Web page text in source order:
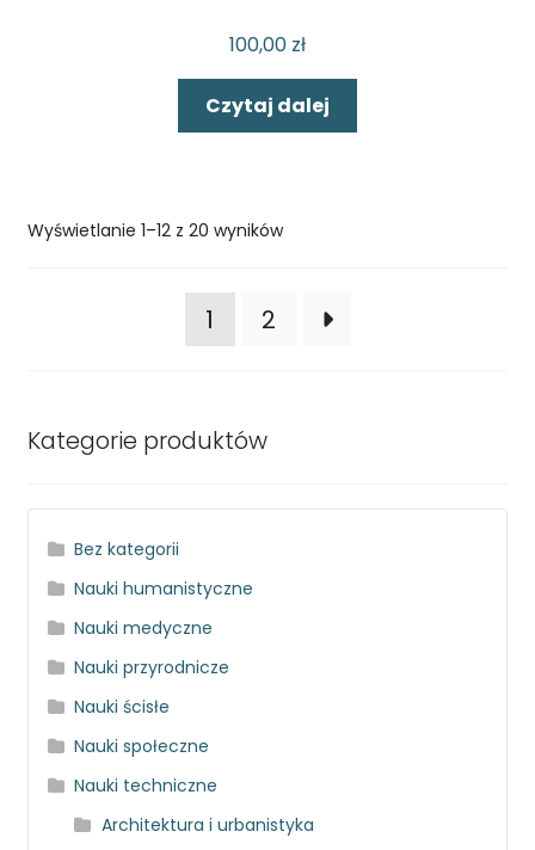
100,00 zł
Czytaj dalej
Wyświetlanie 1–12 z 20 wyników
1 2
Kategorie produktów
Bez kategorii
Nauki humanistyczne
Nauki medyczne
Nauki przyrodnicze
Nauki ścisłe
Nauki społeczne
Nauki techniczne
Architektura i urbanistyka